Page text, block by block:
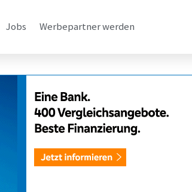
Jobs Werbepartner werden